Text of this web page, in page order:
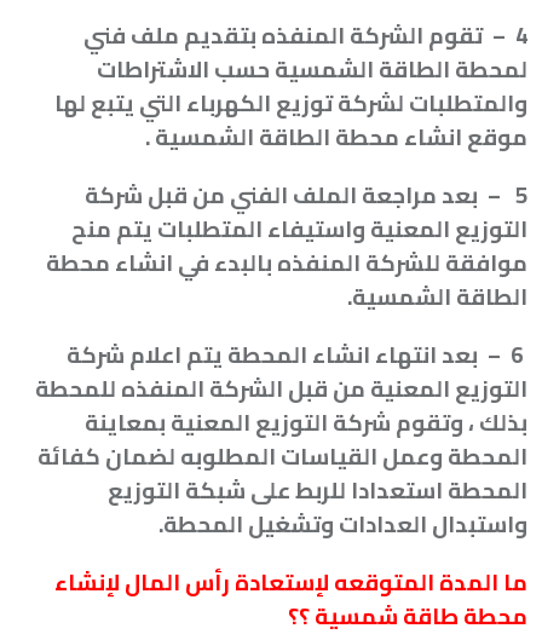
4
– تقوم الشركة المنفذه بتقديم ملف فني
لمحطة الطاقة الشمسية حسب الاشتراطات
والمتطلبات لشركة توزيع الكهرباء التي يتبع لها
موقع انشاء محطة الطاقة الشمسية.
5
– بعد مراجعة الملف الفني من قبل شركة
التوزيع المعنية واستيفاء المتطلبات يتم منح
موافقة للشركة المنفذه بالبدء في انشاء محطة
الطاقة الشمسية.
6
– بعد انتهاء انشاء المحطة يتم اعلام شركة
التوزيع المعنية من قبل الشركة المنفذه للمحطة
بذلك ، وتقوم شركة التوزيع المعنية بمعاينة
المحطة وعمل القياسات المطلوبه لضمان كفائة
المحطة استعدادا للربط على شبكة التوزيع
واستبدال العدادات وتشغيل المحطة.
ما المدة المتوقعه لإستعادة رأس المال لإنشاء
محطة طاقة شمسية ؟؟